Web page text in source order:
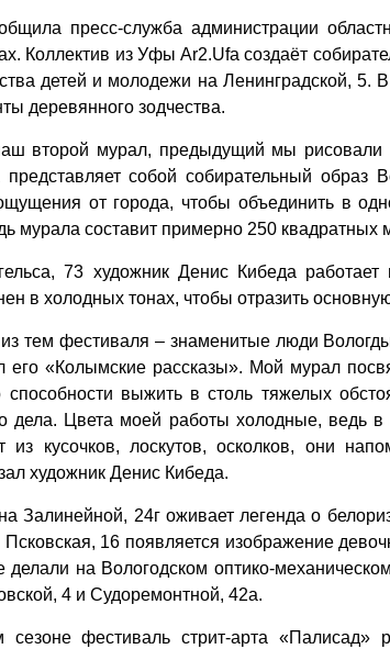
пресс-служба администрации
Коллектив из Уфы Ar2.Ufa создаёт
детей и молодежи на Ленинградской, 5.
деревянного зодчества.
второй мурал, предыдущий мы
представляет собой собирательный
от города, чтобы объединить в
мурала составит примерно 250 квадратных
73 художник Денис Кибеда
в холодных тонах, чтобы отразить
тем фестиваля – знаменитые люди
его «Колымские рассказы». Мой мурал
способности выжить в столь тяжелых
дела. Цвета моей работы холодные, ведь
из кусочков, лоскутов, осколков, они
художник Денис Кибеда.
Залинейной, 24г оживает легенда о
Псковская, 16 появляется изображение
делали на Вологодском оптико-
4 и Судоремонтной, 42а.
сезоне фестиваль стрит-арта «Палисад»